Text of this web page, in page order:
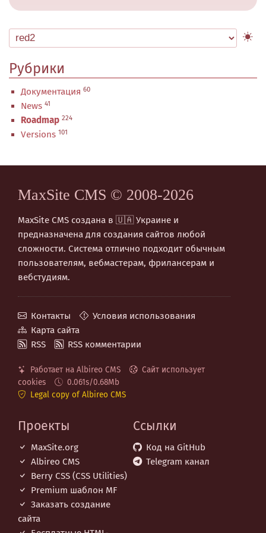
Рубрики
Документация 60
News 41
Roadmap 224
Versions 101
MaxSite CMS © 2008-2026
MaxSite CMS создана в 🇺🇦 Украине и
предназначена для создания сайтов любой
сложности. Система отлично подходит обычным
пользователям, вебмастерам, фрилансерам и
вебстудиям.
Контакты
Условия использования
Карта сайта
RSS
RSS комментарии
Работает на Albireo CMS
Сайт использует
cookies
0.061s/0.68Mb
Legal copy of Albireo CMS
Проекты
MaxSite.org
Albireo CMS
Berry CSS (CSS Utilities)
Premium шаблон MF
Заказать создание
сайта
Ссылки
Код на GitHub
Telegram канал